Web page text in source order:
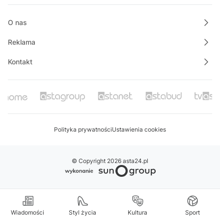
Wiadomości Styl życia Kultura Sport
20:05
O nas
Reklama
Kontakt
Polityka prywatnościUstawienia cookies
© Copyright 2026 asta24.pl